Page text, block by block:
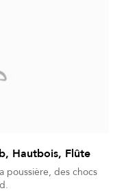
Hautbois, Flûte
poussière, des chocs